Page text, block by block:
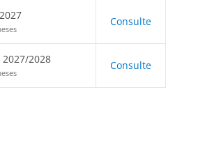
Consulte
2028 Consulte